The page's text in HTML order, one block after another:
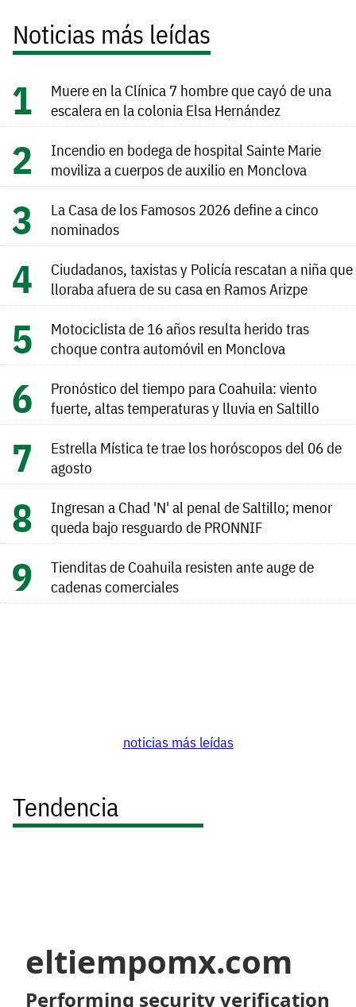
Noticias más leídas
Muere en la Clínica 7 hombre que cayó de una
escalera en la colonia Elsa Hernández
Incendio en bodega de hospital Sainte Marie
moviliza a cuerpos de auxilio en Monclova
La Casa de los Famosos 2026 define a cinco
nominados
Ciudadanos, taxistas y Policía rescatan a niña que
lloraba afuera de su casa en Ramos Arizpe
Motociclista de 16 años resulta herido tras
choque contra automóvil en Monclova
Pronóstico del tiempo para Coahuila: viento
fuerte, altas temperaturas y lluvia en Saltillo
Estrella Mística te trae los horóscopos del 06 de
agosto
Ingresan a Chad 'N' al penal de Saltillo; menor
queda bajo resguardo de PRONNIF
Tienditas de Coahuila resisten ante auge de
cadenas comerciales
noticias más leídas
Tendencia